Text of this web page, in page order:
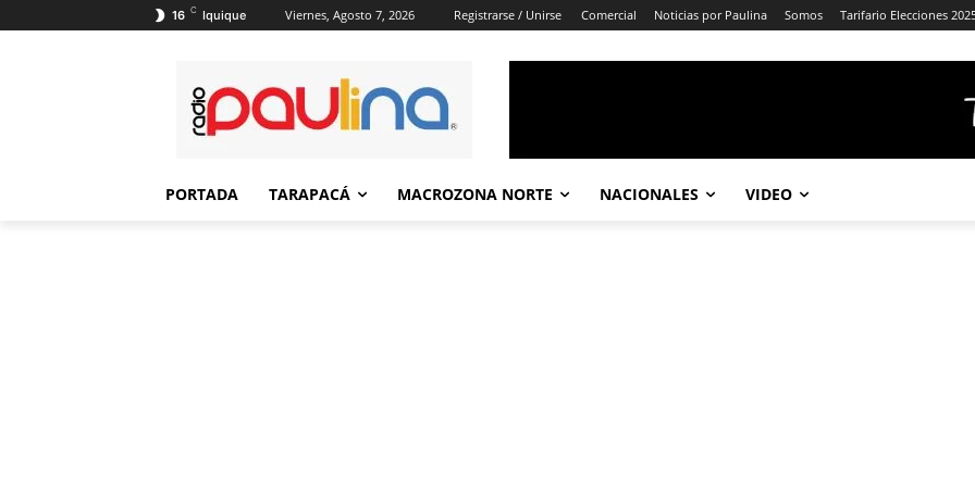
16 C Iquique Viernes, Agosto 7, 2026 Registrarse / Unirse Comercial Noticias por Paulina Somos Tarifario Elecciones
PORTADA TARAPACÁ MACROZONA NORTE NACIONALES VIDEO